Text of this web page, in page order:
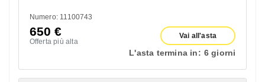
Numero: 11100743
650€
Offerta più alta
Vai all'asta
L'asta termina in: 6 giorni